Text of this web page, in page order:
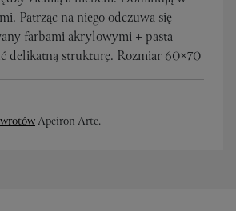
Patrząc na niego odczuwa się
farbami akrylowymi + pasta
delikatną strukturę. Rozmiar 60×70
Apeiron Arte.